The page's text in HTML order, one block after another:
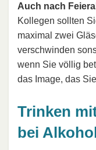
Auch nach
Kollegen sollten
maximal zwei
verschwinden
wenn Sie völlig
das Image, das
Trinken
bei